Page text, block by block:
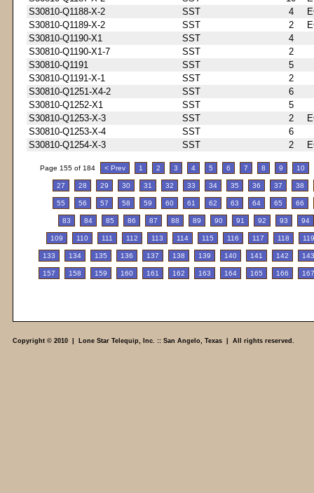
S30810-Q1188-X-2
SST 4
S30810-Q1189-X-2
SST 2
S30810-Q1190-X1
SST
4
S30810-Q1190-X1-7
SST
2
S30810-Q1191
SST
5
S30810-Q1191-X-1
SST
2
S30810-Q1251-X4-2
SST
6
S30810-Q1252-X1
SST
5
S30810-Q1253-X-3
SST 2
S30810-Q1253-X-4
SST
6
S30810-Q1254-X-3
SST 2
Page 155 of 184 < Prev 1 2 3 4 5 6 7 8 9 10
27 28 29 30 31 32 33 34 35 36 37 38
55 56 57 58 59 60 61 62 63 64 65 66
83 84 85 86 87 88 89 90 91 92 93 94
109 110 111 112 113 114 115 116 117 118 119
133 134 135 136 137 138 139 140 141 142 143
157 158 159 160 161 162 163 164 165 166 167
Copyright © 2010 | Lone Star Telequip, Inc. :: San Angelo, Texas | All rights reserved.